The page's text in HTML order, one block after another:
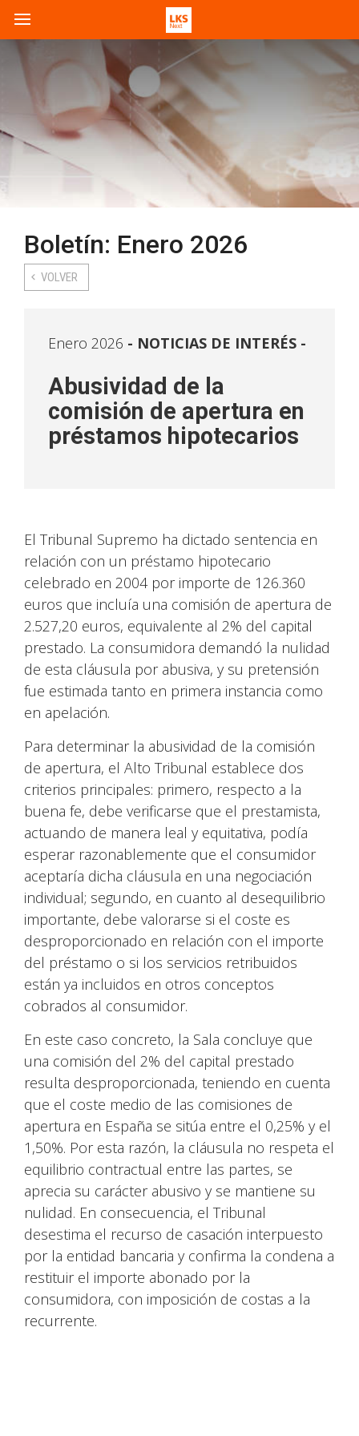
Boletín: Enero 2026
VOLVER
Enero 2026 NOTICIAS DE INTERÉS -
Abusividad de la
comisión de apertura en
préstamos hipotecarios
El Tribunal Supremo ha dictado sentencia en
relación con un préstamo hipotecario
celebrado en 2004 por importe de 126.360
euros que incluía una comisión de apertura de
2.527,20 euros, equivalente al 2% del capital
prestado. La consumidora demandó la nulidad
de esta cláusula por abusiva, y su pretensión
fue estimada tanto en primera instancia como
en apelación.
Para determinar la abusividad de la comisión
de apertura, el Alto Tribunal establece dos
criterios principales: primero, respecto a la
buena fe, debe verificarse que el prestamista,
actuando de manera leal y equitativa, podía
esperar razonablemente que el consumidor
aceptaría dicha cláusula en una negociación
individual; segundo, en cuanto al desequilibrio
importante, debe valorarse si el coste es
desproporcionado en relación con el importe
del préstamo o si los servicios retribuidos
están ya incluidos en otros conceptos
cobrados al consumidor.
En este caso concreto, la Sala concluye que
una comisión del 2% del capital prestado
resulta desproporcionada, teniendo en cuenta
que el coste medio de las comisiones de
apertura en España se sitúa entre el 0,25% y el
1,50%. Por esta razón, la cláusula no respeta el
equilibrio contractual entre las partes, se
aprecia su carácter abusivo y se mantiene su
nulidad. En consecuencia, el Tribunal
desestima el recurso de casación interpuesto
por la entidad bancaria y confirma la condena a
restituir el importe abonado por la
consumidora, con imposición de costas a la
recurrente.